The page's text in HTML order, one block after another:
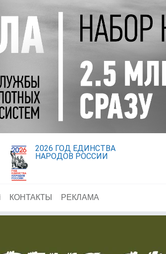
2026 ГОД ЕДИНСТВА
НАРОДОВ РОССИИ
КОНТАКТЫ РЕКЛАМА